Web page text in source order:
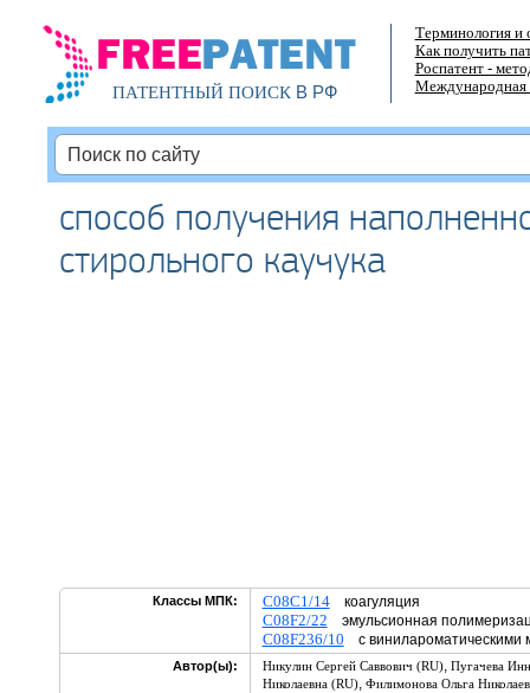
ПАТЕНТНЫЙ ПОИСКВ РФ
Терминология и
Как получить
Роспатент -
Международная
способ получения
стирольного каучука
Классы МПК: C08C1/14коагуляция
C08F2/22 эмульсионная
C08F236/10 с винилароматическими
Автор(ы): Никулин Сергей Саввович (RU), Пугачева
Николаевна (RU), Филимонова Ольга